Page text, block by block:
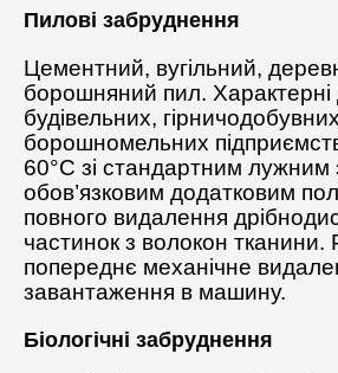
Пилові забруднення
Цементний, вугільний,
борошняний пил. Характерні
будівельних,
борошномельних
60°C зі стандартним
обов’язковим додатковим
повного видалення
частинок з волокон тканини.
попереднє механічне
завантаження в машину.
Біологічні забруднення